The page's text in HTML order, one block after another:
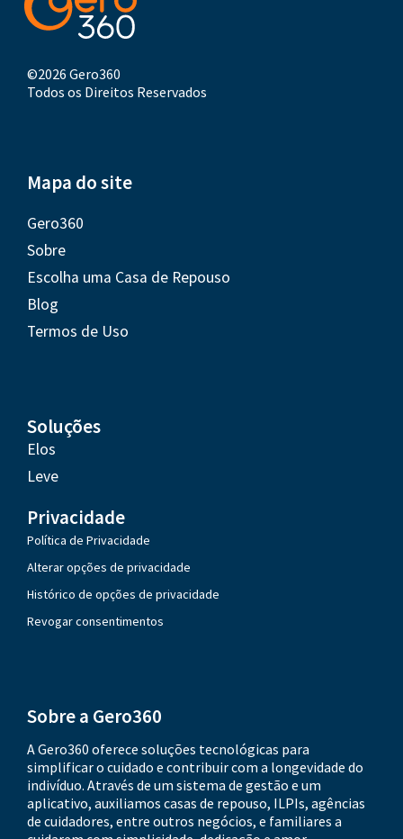
©2026 Gero360
Todos os Direitos Reservados
Mapa do site
Gero360
Sobre
Escolha uma Casa de Repouso
Blog
Termos de Uso
Soluções
Elos
Leve
Privacidade
Política de Privacidade
Alterar opções de privacidade
Histórico de opções de privacidade
Revogar consentimentos
Sobre a Gero360
A Gero360 oferece soluções tecnológicas para
simplificar o cuidado e contribuir com a longevidade do
indivíduo. Através de um sistema de gestão e um
aplicativo, auxiliamos casas de repouso, ILPIs, agências
de cuidadores, entre outros negócios, e familiares a